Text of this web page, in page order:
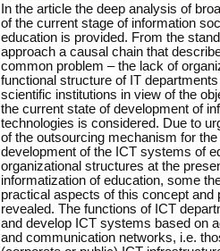
In the article the deep analysis of
of the current stage of information
education is provided. From the
approach a causal chain that
common problem – the lack of
functional structure of IT
scientific institutions in view of the
the current state of development of
technologies is considered. Due to
of the outsourcing mechanism for the
development of the ICT systems of
organizational structures at the
informatization of education, some
practical aspects of this concept and
revealed. The functions of ICT
and develop ICT systems based on
and communication networks, i.e.